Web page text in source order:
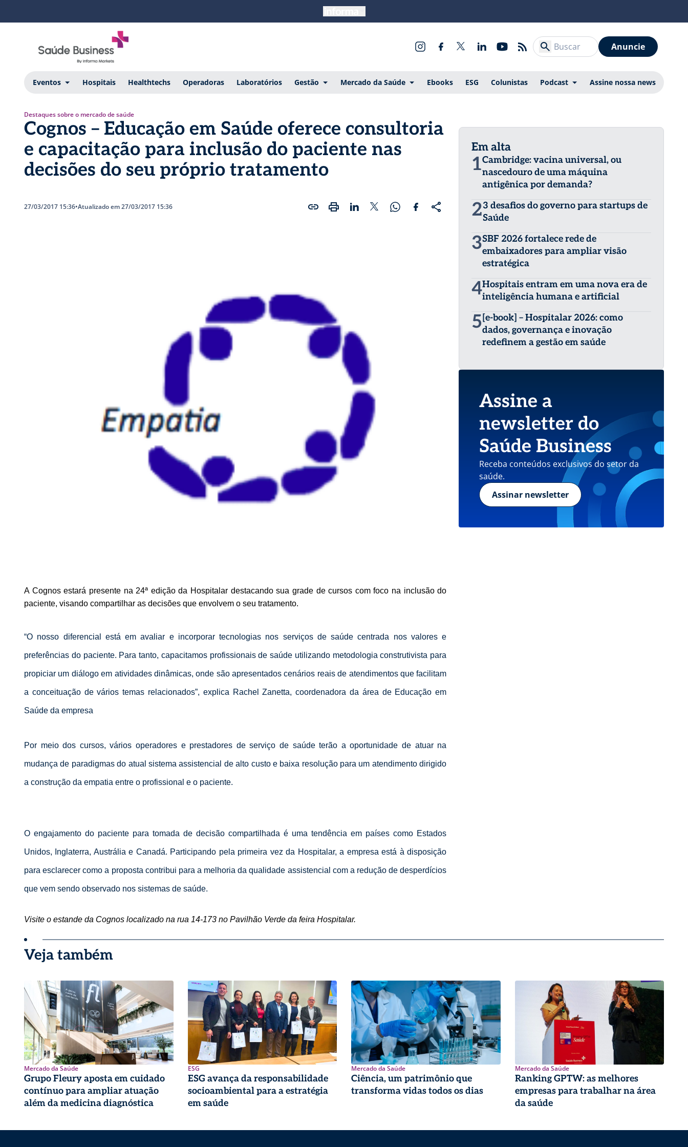
Anuncie
Eventos Hospitais Healthtechs Operadoras Laboratórios Gestão Mercado da Saúde Ebooks ESG Colunistas Podcast Assine nossa news
Destaques sobre o mercado de saúde
Cognos – Educação em Saúde oferece consultoria
e capacitação para inclusão do paciente nas
decisões do seu próprio tratamento
27/03/2017 15:36•Atualizado em 27/03/2017 15:36
A Cognos estará presente na 24ª edição da Hospitalar destacando sua grade de cursos com foco na inclusão do
paciente, visando compartilhar as decisões que envolvem o seu tratamento.
“O nosso diferencial está em avaliar e incorporar tecnologias nos serviços de saúde centrada nos valores e
preferências do paciente. Para tanto, capacitamos profissionais de saúde utilizando metodologia construtivista para
propiciar um diálogo em atividades dinâmicas, onde são apresentados cenários reais de atendimentos que facilitam
a conceituação de vários temas relacionados”, explica Rachel Zanetta, coordenadora da área de Educação em
Saúde da empresa
Por meio dos cursos, vários operadores e prestadores de serviço de saúde terão a oportunidade de atuar na
mudança de paradigmas do atual sistema assistencial de alto custo e baixa resolução para um atendimento dirigido
a construção da empatia entre o profissional e o paciente.
O engajamento do paciente para tomada de decisão compartilhada é uma tendência em países como Estados
Unidos, Inglaterra, Austrália e Canadá. Participando pela primeira vez da Hospitalar, a empresa está à disposição
para esclarecer como a proposta contribui para a melhoria da qualidade assistencial com a redução de desperdícios
que vem sendo observado nos sistemas de saúde.
Visite o estande da Cognos localizado na rua 14-173 no Pavilhão Verde da feira Hospitalar.
Em alta
1Cambridge: vacina universal, ou
nascedouro de uma máquina
antigênica por demanda?
23 desafios do governo para startups de
Saúde
3SBF 2026 fortalece rede de
embaixadores para ampliar visão
estratégica
4Hospitais entram em uma nova era de
inteligência humana e artificial
5 [e-book] – Hospitalar 2026: como
dados, governança e inovação
redefinem a gestão em saúde
Assine a
newsletter do
Saúde Business
Receba conteúdos exclusivos do setor da
saúde.
Assinar newsletter
Veja também
Mercado da Saúde
Grupo Fleury aposta em cuidado
contínuo para ampliar atuação
além da medicina diagnóstica
ESG
ESG avança da responsabilidade
socioambiental para a estratégia
em saúde
Mercado da Saúde
Ciência, um patrimônio que
transforma vidas todos os dias
Mercado da Saúde
Ranking GPTW: as melhores
empresas para trabalhar na área
da saúde